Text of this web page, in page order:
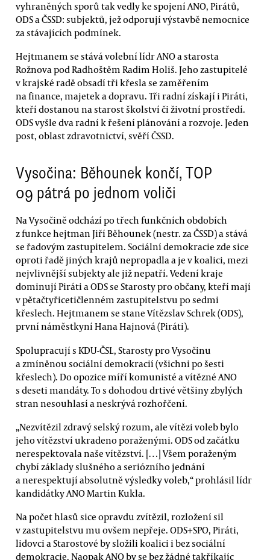
vyhraněných sporů tak vedly ke spojení ANO, Pirátů,
ODS a ČSSD: subjektů, jež odporují výstavbě nemocnice
za stávajících podmínek.
Hejtmanem se stává volební lídr ANO a starosta
Rožnova pod Radhoštěm Radim Holiš. Jeho zastupitelé
v krajské radě obsadí tři křesla se zaměřením
na finance, majetek a dopravu. Tři radní získají i Piráti,
kteří dostanou na starost školství či životní prostředí.
ODS vyšle dva radní k řešení plánování a rozvoje. Jeden
post, oblast zdravotnictví, svěří ČSSD.
Vysočina: Běhounek končí, TOP
09 pátrá po jednom voliči
Na Vysočině odchází po třech funkčních obdobích
z funkce hejtman Jiří Běhounek (nestr. za ČSSD) a stává
se řadovým zastupitelem. Sociální demokracie zde sice
oproti řadě jiných krajů nepropadla a je v koalici, mezi
nejvlivnější subjekty ale již nepatří. Vedení kraje
dominují Piráti a ODS se Starosty pro občany, kteří mají
v pětačtyřicetičlenném zastupitelstvu po sedmi
křeslech. Hejtmanem se stane Vítězslav Schrek (ODS),
první náměstkyní Hana Hajnová (Piráti).
Spolupracují s KDU-ČSL, Starosty pro Vysočinu
a zmíněnou sociální demokracií (všichni po šesti
křeslech). Do opozice míří komunisté a vítězné ANO
s deseti mandáty. To s dohodou drtivé většiny zbylých
stran nesouhlasí a neskrývá rozhořčení.
„Nezvítězil zdravý selský rozum, ale vítězi voleb bylo
jeho vítězství ukradeno poraženými. ODS od začátku
nerespektovala naše vítězství. […] Všem poraženým
chybí základy slušného a seriózního jednání
a nerespektují absolutně výsledky voleb,“ prohlásil lídr
kandidátky ANO Martin Kukla.
Na počet hlasů sice opravdu zvítězil, rozložení sil
v zastupitelstvu mu ovšem nepřeje. ODS+SPO, Piráti,
lidovci a Starostové by složili koalici i bez sociální
demokracie. Naopak ANO by se bez žádné takříkajíc